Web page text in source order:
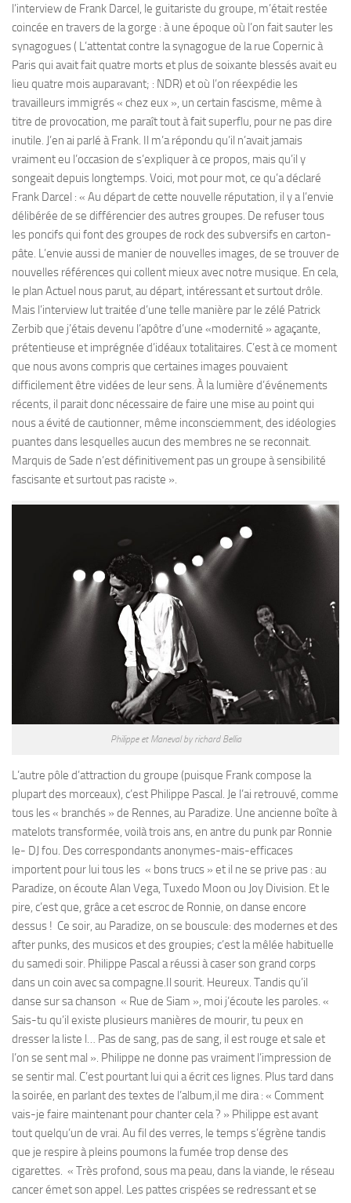
l’interview de Frank Darcel, le guitariste du groupe, m’était restée
coincée en travers de la gorge : à une époque où l’on fait sauter les
synagogues ( L’attentat contre la synagogue de la rue Copernic à
Paris qui avait fait quatre morts et plus de soixante blessés avait eu
lieu quatre mois auparavant; : NDR) et où l’on réexpédie les
travailleurs immigrés « chez eux », un certain fascisme, même à
titre de provocation, me paraît tout à fait superflu, pour ne pas dire
inutile. J’en ai parlé à Frank. Il m’a répondu qu’il n’avait jamais
vraiment eu l’occasion de s’expliquer à ce propos, mais qu’il y
songeait depuis longtemps. Voici, mot pour mot, ce qu’a déclaré
Frank Darcel : « Au départ de cette nouvelle réputation, il y a l’envie
délibérée de se différencier des autres groupes. De refuser tous
les poncifs qui font des groupes de rock des subversifs en carton-
pâte. L’envie aussi de manier de nouvelles images, de se trouver de
nouvelles références qui collent mieux avec notre musique. En cela,
le plan Actuel nous parut, au départ, intéressant et surtout drôle.
Mais l’interview lut traitée d’une telle manière par le zélé Patrick
Zerbib que j’étais devenu l’apôtre d’une «modernité » agaçante,
prétentieuse et imprégnée d’idéaux totalitaires. C’est à ce moment
que nous avons compris que certaines images pouvaient
difficilement être vidées de leur sens. À la lumière d’événements
récents, il parait donc nécessaire de faire une mise au point qui
nous a évité de cautionner, même inconsciemment, des idéologies
puantes dans lesquelles aucun des membres ne se reconnait.
Marquis de Sade n’est définitivement pas un groupe à sensibilité
fascisante et surtout pas raciste ».
Philippe et Maneval by richard Bellia
L’autre pôle d’attraction du groupe (puisque Frank compose la
plupart des morceaux), c’est Philippe Pascal. Je l’ai retrouvé, comme
tous les « branchés » de Rennes, au Paradize. Une ancienne boîte à
matelots transformée, voilà trois ans, en antre du punk par Ronnie
le- DJ fou. Des correspondants anonymes-mais-efficaces
importent pour lui tous les « bons trucs » et il ne se prive pas : au
Paradize, on écoute Alan Vega, Tuxedo Moon ou Joy Division. Et le
pire, c’est que, grâce a cet escroc de Ronnie, on danse encore
dessus ! Ce soir, au Paradize, on se bouscule: des modernes et des
after punks, des musicos et des groupies; c’est la mêlée habituelle
du samedi soir. Philippe Pascal a réussi à caser son grand corps
dans un coin avec sa compagne.Il sourit. Heureux. Tandis qu’il
danse sur sa chanson « Rue de Siam », moi j’écoute les paroles. «
Sais-tu qu’il existe plusieurs manières de mourir, tu peux en
dresser la liste l… Pas de sang, pas de sang, il est rouge et sale et
l’on se sent mal ». Philippe ne donne pas vraiment l’impression de
se sentir mal. C’est pourtant lui qui a écrit ces lignes. Plus tard dans
la soirée, en parlant des textes de l’album,il me dira : « Comment
vais-je faire maintenant pour chanter cela ? » Philippe est avant
tout quelqu’un de vrai. Au fil des verres, le temps s’égrène tandis
que je respire à pleins poumons la fumée trop dense des
cigarettes. « Très profond, sous ma peau, dans la viande, le réseau
cancer émet son appel. Les pattes crispées se redressant et se